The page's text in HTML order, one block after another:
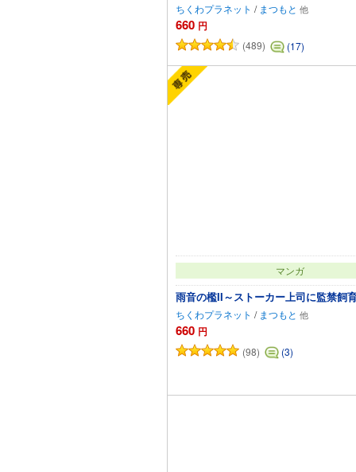
ちくわプラネット / まつもと
660 円
(489) (17)
カートに追加
マンガ
雨音の檻II～ストーカー上司に監禁飼
ちくわプラネット / まつもと
660 円
(98) (3)